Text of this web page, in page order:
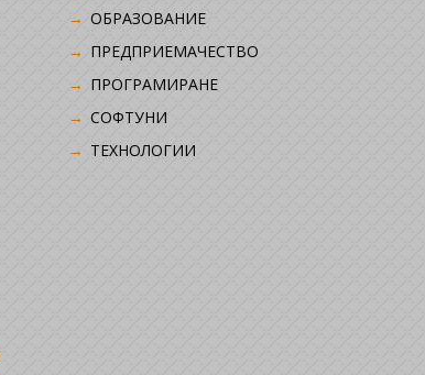
ОБРАЗОВАНИЕ
ПРЕДПРИЕМАЧЕСТВО
ПРОГРАМИРАНЕ
СОФТУНИ
ТЕХНОЛОГИИ